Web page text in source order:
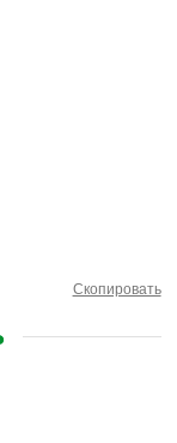
Скопировать